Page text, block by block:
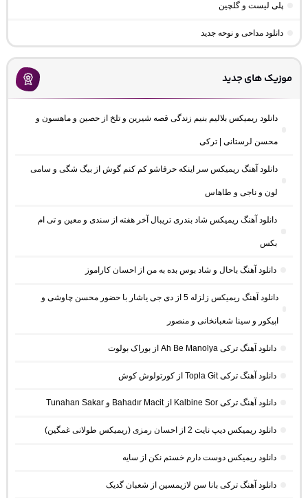
پلی لیست و گلچین
دانلود مداحی و نوحه جدید
موزیک های جدید
دانلود ریمیکس بلالیم بنیم زندگی قصه شیرین و تلخ از حصین و ماهسون و
محسن لرستانی | ترکی
دانلود آهنگ ریمیکس سر اینکه حرفاشو کم کنم گوش از بیگ شگی و سامی
لون و ناجی و طاهاس
دانلود آهنگ ریمیکس شاد بندری تریبال آخر هفته از سندی و معین و تی ام
بکس
دانلود آهنگ باحال و شاد بوس بده به من از احسان کاراموز
دانلود آهنگ ریمیکس زلزله 5 از دی جی یاشار با حضور محسن چاوشی و
اپیکور و سینا شعبانخانی و منصور
دانلود آهنگ ترکی Ah Be Manolya از بوراک بولوت
دانلود آهنگ ترکی Topla Git از کورتولوش کوش
دانلود آهنگ ترکی Kalbine Sor از Bahadır Macit و Tunahan Sakar
دانلود ریمیکس دیپ نایت 2 از احسان رمزی (ریمیکس طولانی غمگین)
دانلود ریمیکس دوست دارم خستم نکن از سایه
دانلود آهنگ ترکی بانا سن لازیمسین از شعبان گدیک